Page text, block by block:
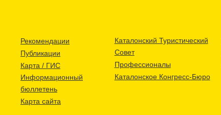
Рекомендации
Публикации
Карта / ГИС
Информационный
бюллетень
Карта сайта
Каталонский Туристический
Совет
Профессионалы
Каталонское Конгресс-Бюро